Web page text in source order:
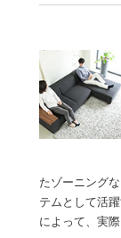
たゾーニング
テムとして活
によって、実